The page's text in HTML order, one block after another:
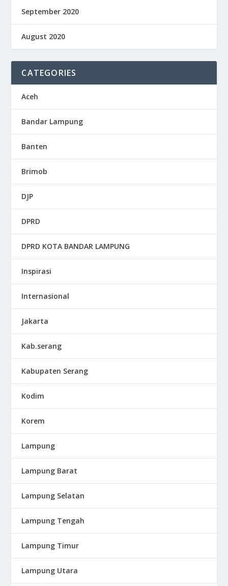
September 2020
August 2020
CATEGORIES
Aceh
Bandar Lampung
Banten
Brimob
DJP
DPRD
DPRD KOTA BANDAR LAMPUNG
Inspirasi
Internasional
Jakarta
Kab.serang
Kabupaten Serang
Kodim
Korem
Lampung
Lampung Barat
Lampung Selatan
Lampung Tengah
Lampung Timur
Lampung Utara